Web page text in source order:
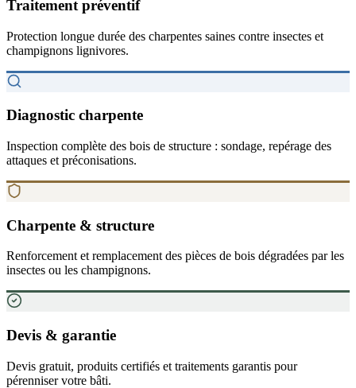
Traitement préventif
Protection longue durée des charpentes saines contre insectes et
champignons lignivores.
Diagnostic charpente
Inspection complète des bois de structure : sondage, repérage des
attaques et préconisations.
Charpente & structure
Renforcement et remplacement des pièces de bois dégradées par les
insectes ou les champignons.
Devis & garantie
Devis gratuit, produits certifiés et traitements garantis pour
pérenniser votre bâti.